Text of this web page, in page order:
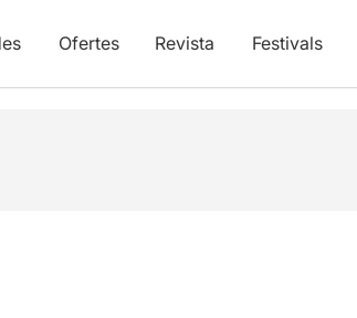
Ofertes Revista Festivals